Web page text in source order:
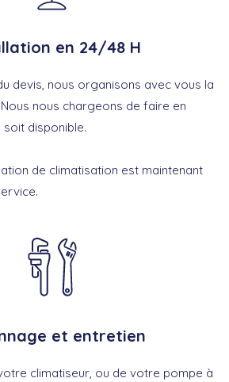
en 24/48 H
devis, nous organisons avec vous la
nous chargeons de faire en
disponible.
de climatisation est maintenant
et entretien
climatiseur, ou de votre pompe à